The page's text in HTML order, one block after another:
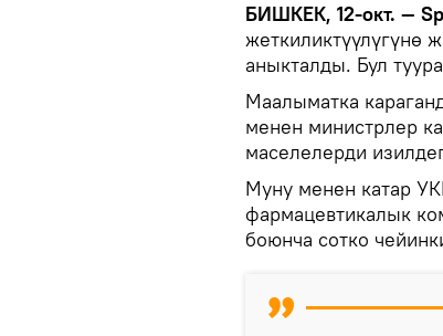
БИШКЕК, 12-окт. —
жеткиликтүүлүгүнө
аныкталды. Бул
Маалыматка
менен министрлер
маселелерди
Муну менен катар
фармацевтикалык
боюнча сотко